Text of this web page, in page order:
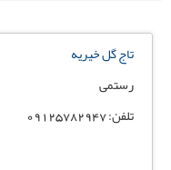
تاج گل خیریه
رستمی
تلفن: 09125782947